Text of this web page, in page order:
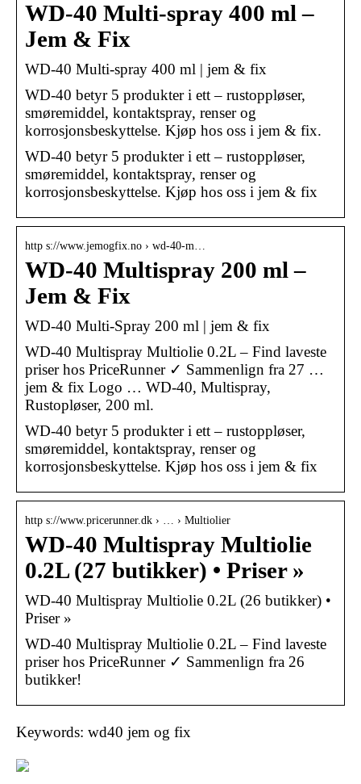
WD-40 Multi-spray 400 ml –
Jem & Fix
WD-40 Multi-spray 400 ml | jem & fix
WD-40 betyr 5 produkter i ett – rustoppløser,
smøremiddel, kontaktspray, renser og
korrosjonsbeskyttelse. Kjøp hos oss i jem & fix.
WD-40 betyr 5 produkter i ett – rustoppløser,
smøremiddel, kontaktspray, renser og
korrosjonsbeskyttelse. Kjøp hos oss i jem & fix
http s://www.jemogfix.no › wd-40-m…
WD-40 Multispray 200 ml –
Jem & Fix
WD-40 Multi-Spray 200 ml | jem & fix
WD-40 Multispray Multiolie 0.2L – Find laveste
priser hos PriceRunner ✓ Sammenlign fra 27 …
jem & fix Logo … WD-40, Multispray,
Rustopløser, 200 ml.
WD-40 betyr 5 produkter i ett – rustoppløser,
smøremiddel, kontaktspray, renser og
korrosjonsbeskyttelse. Kjøp hos oss i jem & fix
http s://www.pricerunner.dk › … › Multiolier
WD-40 Multispray Multiolie
0.2L (27 butikker) • Priser »
WD-40 Multispray Multiolie 0.2L (26 butikker) •
Priser »
WD-40 Multispray Multiolie 0.2L – Find laveste
priser hos PriceRunner ✓ Sammenlign fra 26
butikker!
Keywords: wd40 jem og fix